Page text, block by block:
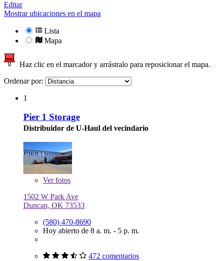
Editar
Mostrar ubicaciones en el mapa
Lista
Mapa
Haz clic en el marcador y arrástralo para reposicionar el mapa.
Ordenar por:
1
Pier 1 Storage
Distribuidor de U-Haul del vecindario
Verfotos
1502 W Park Ave
Duncan, OK 73533
(580) 470-8690
Hoy abierto de 8 a. m. - 5 p. m.
472 comentarios